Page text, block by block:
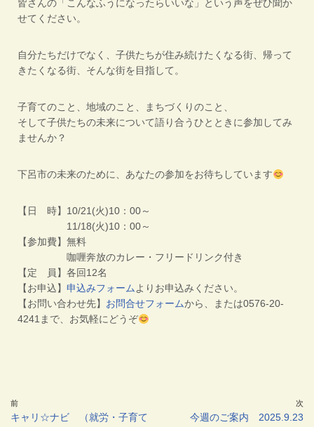
皆さんの「こんなふうになったらいいな」という声をぜひ聞か
せてください。
自分たちだけでなく、子供たちが住み続けたくなる街、帰って
きたくなる街、そんな街を目指して。
子育てのこと、地域のこと、まちづくりのこと、
そして子供たちの未来について語り合うひとときに参加してみ
ませんか？
下呂市の未来のために、あなたの参加をお待ちしています
【日 時】10/21(火)10：00～
11/18(火)10：00～
【参加費】無料
咖喱奔放のカレー・フリードリンク付き
【定 員】各回12名
【お申込】 申込みフォームよりお申込みください。
【お問い合わせ先】 お問合せフォームから、または0576-20-
4241まで、お気軽にどうぞ
前
キャリ☆ナビ （就労・子育て
次
今週のご案内 2025.9.23